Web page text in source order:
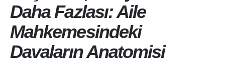
Daha Fazlası: Aile
Mahkemesindeki
Davaların Anatomisi